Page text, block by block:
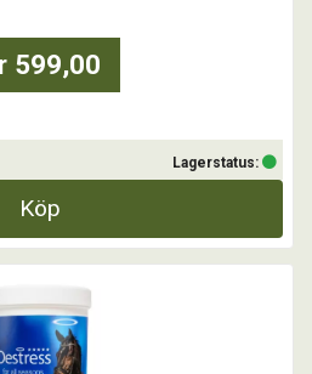
brunst
ston som ...
599,00
Lagerstatus:
Köp